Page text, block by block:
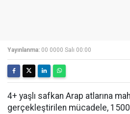
Yayınlanma: 00 0000 Salı 00:00
4+ yaşlı safkan Arap atlarına
gerçekleştirilen mücadele,